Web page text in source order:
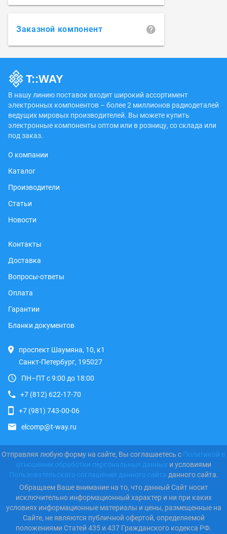
Заказной компонент
В нашу линию поставок входит широкий ассортимент
электронных компонентов – более 2 миллионов радиодеталей
ведущих мировых производителей. Вы можете купить
электронные компоненты оптом или в розницу, со склада или
под заказ.
О компании
Каталог
Производители
Статьи
Новости
Контакты
Доставка
Вопросы-ответы
Оплата
Гарантии
Бланки документов
проспект Шаумяна, 10, к1
Санкт-Петербург, 195027
ПН–ПТ с 9:00 до 18:00
+7 (812) 622-17-70
+7 (981) 743-00-06
elcomp@t-way.ru
Отправляя любую форму на сайте, Вы соглашаетесь с Политикой в
отношении обработки персональных данных и условиями
Пользовательского соглашения данного сайта данного сайта.
Обращаем Ваше внимание на то, что данный Сайт носит
исключительно информационный характер и ни при каких
условиях информационные материалы и цены, размещенные на
Сайте, не являются публичной офертой, определяемой
положениями Статей 435 и 437 Гражданского кодекса РФ.